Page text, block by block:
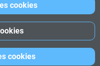
cookies
cookies
-Avís legal-Política de
privacitat